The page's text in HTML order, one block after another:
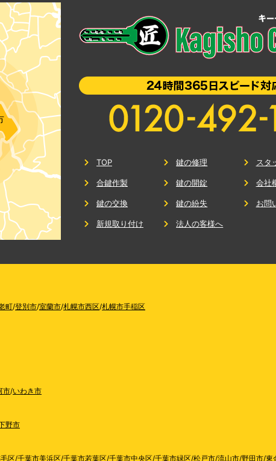
TOP
合鍵作製
鍵の交換
新規取り付け
鍵の修理
鍵の開錠
鍵の紛失
法人の客様へ
スタ
会社
お問
町/登別市/室蘭市/札幌市西区/札幌市手稲区
市/いわき市
野市
区/千葉市美浜区/千葉市若葉区/千葉市中央区/千葉市緑区/松戸市/流山市/野田市/東